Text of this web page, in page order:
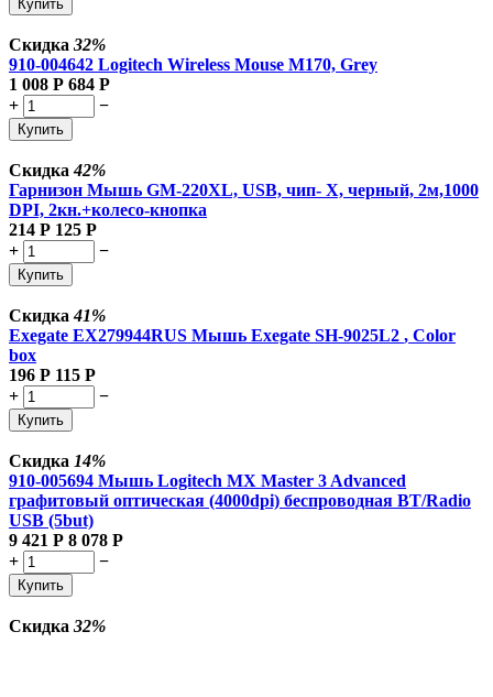
Купить
Скидка 32%
910-004642 Logitech Wireless Mouse M170, Grey
1 008 Р 684 Р
+
−
Купить
Скидка42%
Гарнизон Мышь GM-220XL, USB, чип- Х, черный, 2м,1000
DPI, 2кн.+колесо-кнопка
214 Р 125 Р
+
−
Купить
Скидка41%
Exegate EX279944RUS Мышь Exegate SH-9025L2 , Color
box
196 Р 115 Р
+
−
Купить
Скидка 14%
910-005694 Мышь Logitech MX Master 3 Advanced
графитовый оптическая (4000dpi) беспроводная BT/Radio
USB (5but)
9 421 Р 8 078 Р
+
−
Купить
Скидка 32%